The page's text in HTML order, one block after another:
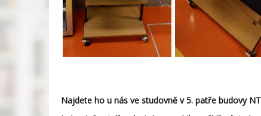
Najdete ho u nás ve studovně v 5. patře budovy